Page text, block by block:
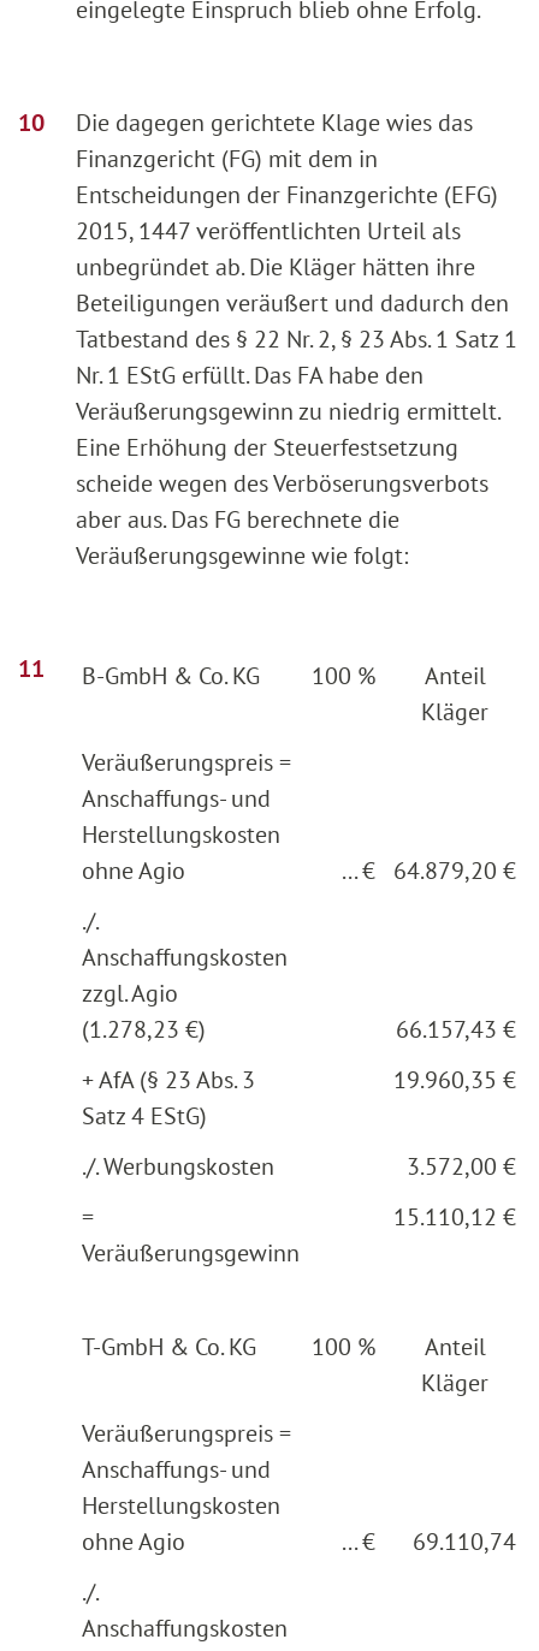
eingelegte Einspruch blieb ohne Erfolg.
Die dagegen gerichtete Klage wies das
Finanzgericht (FG) mit dem in
Entscheidungen der Finanzgerichte (EFG)
2015, 1447 veröffentlichten Urteil als
unbegründet ab. Die Kläger hätten ihre
Beteiligungen veräußert und dadurch den
Tatbestand des § 22 Nr. 2, § 23 Abs. 1 Satz 1
Nr. 1 EStG erfüllt. Das FA habe den
Veräußerungsgewinn zu niedrig ermittelt.
Eine Erhöhung der Steuerfestsetzung
scheide wegen des Verböserungsverbots
aber aus. Das FG berechnete die
Veräußerungsgewinne wie folgt:
B-GmbH & Co. KG 100 %
Anteil
Kläger
Veräußerungspreis =
Anschaffungs- und
Herstellungskosten
ohne Agio
... €
64.879,20 €
./.
Anschaffungskosten
zzgl. Agio
(1.278,23 €)
66.157,43 €
+ AfA (§ 23 Abs. 3
Satz 4 EStG)
19.960,35 €
./. Werbungskosten
3.572,00 €
=
Veräußerungsgewinn
15.110,12 €
T-GmbH & Co. KG 100 %
Anteil
Kläger
Veräußerungspreis =
Anschaffungs- und
Herstellungskosten
ohne Agio
... €
69.110,74
./.
Anschaffungskosten